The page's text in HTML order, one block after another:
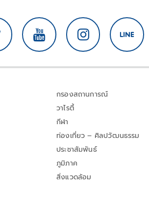
กรองสถานการณ์
วาไรตี้
กีฬา
ท่องเที่ยว – ศิลปวัฒนธรรม
ประชาสัมพันธ์
ภูมิภาค
สิ่งแวดล้อม